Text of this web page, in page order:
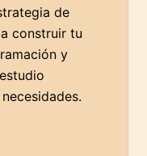
de
construir tu
y